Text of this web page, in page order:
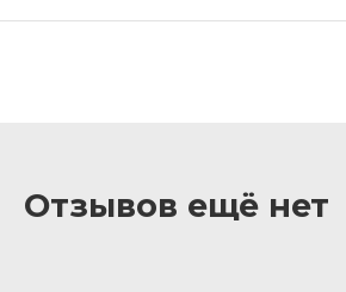
Отзывов ещё нет